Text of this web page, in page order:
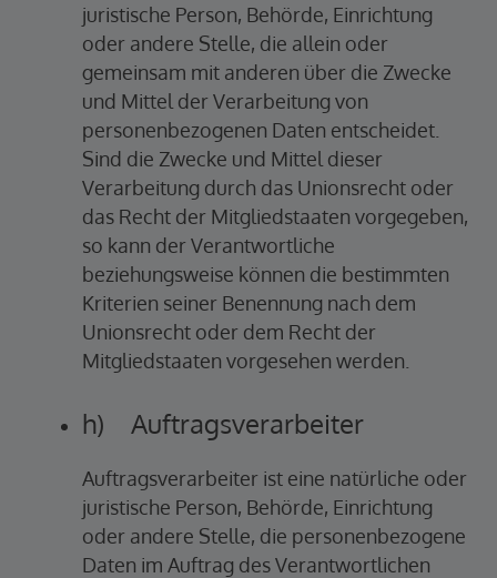
juristische Person, Behörde, Einrichtung
oder andere Stelle, die allein oder
gemeinsam mit anderen über die Zwecke
und Mittel der Verarbeitung von
personenbezogenen Daten entscheidet.
Sind die Zwecke und Mittel dieser
Verarbeitung durch das Unionsrecht oder
das Recht der Mitgliedstaaten vorgegeben,
so kann der Verantwortliche
beziehungsweise können die bestimmten
Kriterien seiner Benennung nach dem
Unionsrecht oder dem Recht der
Mitgliedstaaten vorgesehen werden.
h) Auftragsverarbeiter
Auftragsverarbeiter ist eine natürliche oder
juristische Person, Behörde, Einrichtung
oder andere Stelle, die personenbezogene
Daten im Auftrag des Verantwortlichen